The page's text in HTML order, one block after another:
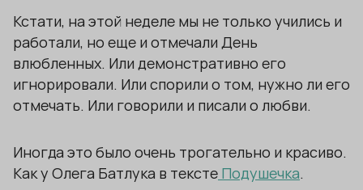
Кстати, на этой неделе мы не только учились и
работали, но еще и отмечали День
влюбленных. Или демонстративно его
игнорировали. Или спорили о том, нужно ли его
отмечать. Или говорили и писали о любви.
Иногда это было очень трогательно и красиво.
Как у Олега Батлука в тексте Подушечка.